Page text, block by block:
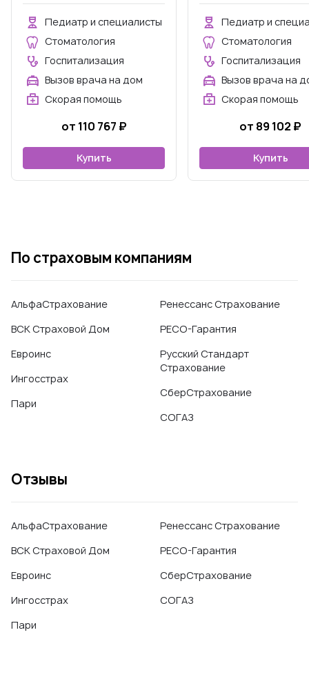
км от МКАД и аптечным
обслуживанием
Педиатр и специалисты
Стоматология
Госпитализация
Вызов врача на дом
Скорая помощь
от 110 767 ₽
Купить
км от МКАД и
Педиатр и
Стоматология
Госпитализация
Вызов врача на
Скорая помощь
от 89 102 ₽
Купить
По страховым компаниям
АльфаСтрахование
ВСК Страховой Дом
Евроинс
Ингосстрах
Пари
Ренессанс Страхование
РЕСО-Гарантия
Русский Стандарт
Страхование
СберСтрахование
СОГАЗ
Отзывы
АльфаСтрахование
ВСК Страховой Дом
Евроинс
Ингосстрах
Пари
Ренессанс Страхование
РЕСО-Гарантия
СберСтрахование
СОГАЗ